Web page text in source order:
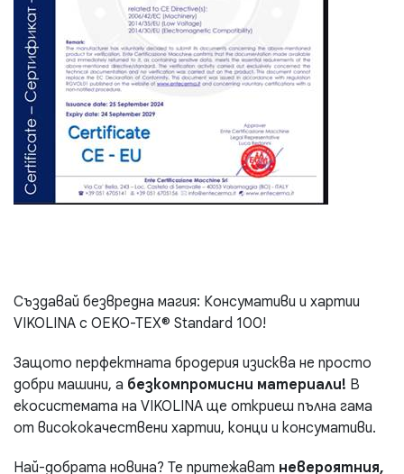
Създавай безвредна магия: Консумативи и хартии
VIKOLINA с OEKO-TEX® Standard 100!
Защото перфектната бродерия изисква не просто
добри машини, а безкомпромисни материали! В
екосистемата на VIKOLINA ще откриеш пълна гама
от висококачествени хартии, конци и консумативи.
Най-добрата новина? Те притежават невероятния,